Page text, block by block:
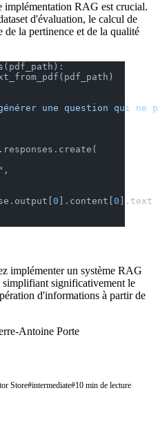
implémentation RAG est crucial.
d'évaluation, le calcul de
de la pertinence et de la qualité
(pdf_path):
une question qui ne
,
0 ].content[ 0 ].text
implémenter un système RAG
significativement le
d'informations à partir de
Antoine Porte
Store#intermediate#10 min de lecture